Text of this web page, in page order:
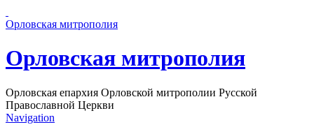
Орловская митрополия
Орловская митрополия
Орловская епархия Орловской митрополии Русской
Православной Церкви
Navigation